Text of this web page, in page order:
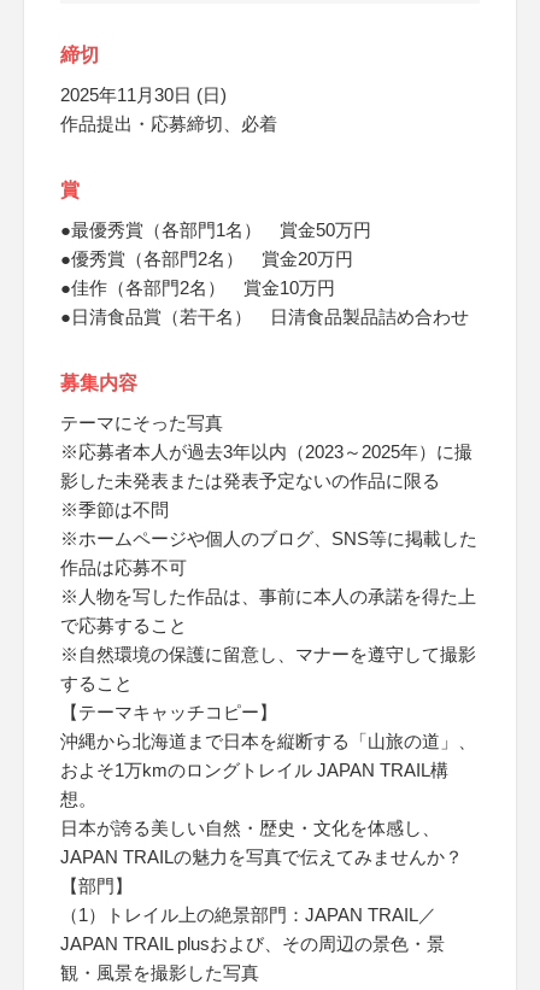
締切
2025年11月30日 (日)
作品提出・応募締切、必着
賞
●最優秀賞（各部門1名） 賞金50万円
●優秀賞（各部門2名） 賞金20万円
●佳作（各部門2名） 賞金10万円
●日清食品賞（若干名） 日清食品製品詰め合わせ
募集内容
テーマにそった写真
※応募者本人が過去3年以内（2023～2025年）に撮
影した未発表または発表予定ないの作品に限る
※季節は不問
※ホームページや個人のブログ、SNS等に掲載した
作品は応募不可
※人物を写した作品は、事前に本人の承諾を得た上
で応募すること
※自然環境の保護に留意し、マナーを遵守して撮影
すること
【テーマキャッチコピー】
沖縄から北海道まで日本を縦断する「山旅の道」、
およそ1万kmのロングトレイル JAPAN TRAIL構
想。
日本が誇る美しい自然・歴史・文化を体感し、
JAPAN TRAILの魅力を写真で伝えてみませんか？
【部門】
（1）トレイル上の絶景部門：JAPAN TRAIL／
JAPAN TRAIL plusおよび、その周辺の景色・景
観・風景を撮影した写真